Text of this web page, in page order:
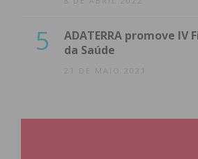
5
ADATERRA promove IV
da Saúde
21 DE MAIO 2021